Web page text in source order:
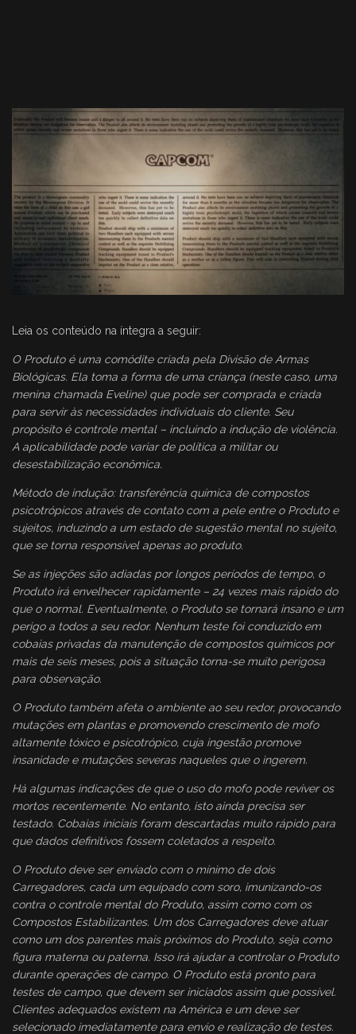
Leia os conteúdo na íntegra a seguir:
O Produto é uma comódite criada pela Divisão de Armas
Biológicas. Ela toma a forma de uma criança (neste caso, uma
menina chamada Eveline) que pode ser comprada e criada
para servir às necessidades individuais do cliente. Seu
propósito é controle mental – incluindo a indução de violência.
A aplicabilidade pode variar de política a militar ou
desestabilização econômica.
Método de indução: transferência química de compostos
psicotrópicos através de contato com a pele entre o Produto e
sujeitos, induzindo a um estado de sugestão mental no sujeito,
que se torna responsível apenas ao produto.
Se as injeções são adiadas por longos períodos de tempo, o
Produto irá envelhecer rapidamente – 24 vezes mais rápido do
que o normal. Eventualmente, o Produto se tornará insano e um
perigo a todos a seu redor. Nenhum teste foi conduzido em
cobaias privadas da manutenção de compostos químicos por
mais de seis meses, pois a situação torna-se muito perigosa
para observação.
O Produto também afeta o ambiente ao seu redor, provocando
mutações em plantas e promovendo crescimento de mofo
altamente tóxico e psicotrópico, cuja ingestão promove
insanidade e mutações severas naqueles que o ingerem.
Há algumas indicações de que o uso do mofo pode reviver os
mortos recentemente. No entanto, isto ainda precisa ser
testado. Cobaias iniciais foram descartadas muito rápido para
que dados definitivos fossem coletados a respeito.
O Produto deve ser enviado com o mínimo de dois
Carregadores, cada um equipado com soro, imunizando-os
contra o controle mental do Produto, assim como com os
Compostos Estabilizantes. Um dos Carregadores deve atuar
como um dos parentes mais próximos do Produto, seja como
figura materna ou paterna. Isso irá ajudar a controlar o Produto
durante operações de campo. O Produto está pronto para
testes de campo, que devem ser iniciados assim que possível.
Clientes adequados existem na América e um deve ser
selecionado imediatamente para envio e realização de testes.